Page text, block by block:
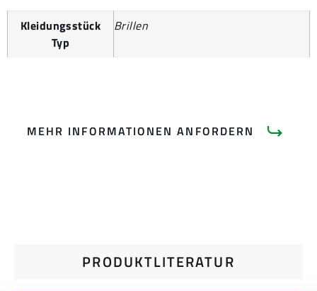
Kleidungsstück
Typ
Brillen
MEHR INFORMATIONEN ANFORDERN
PRODUKTLITERATUR